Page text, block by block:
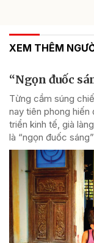
XEM THÊM
“Ngọn đuốc
Từng cầm súng
nay tiên phong
triển kinh tế, già
là “ngọn đuốc